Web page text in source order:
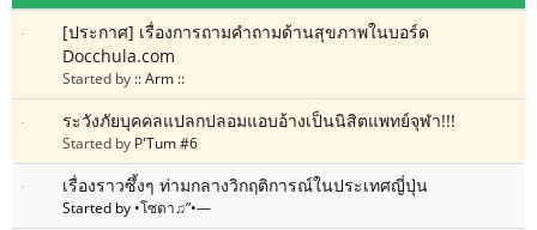
[ประกาศ] เรื่องการถามคำถามด้านสุขภาพในบอร์ด
Docchula.com
Started by :: Arm ::
ระวังภัยบุคคลแปลกปลอมแอบอ้างเป็นนิสิตแพทย์จุฬา!!!
Started by P'Tum #6
เรื่องราวซึ้งๆ ท่ามกลางวิกฤติการณ์ในประเทศญี่ปุ่น
Started by •โซดา♫”•—